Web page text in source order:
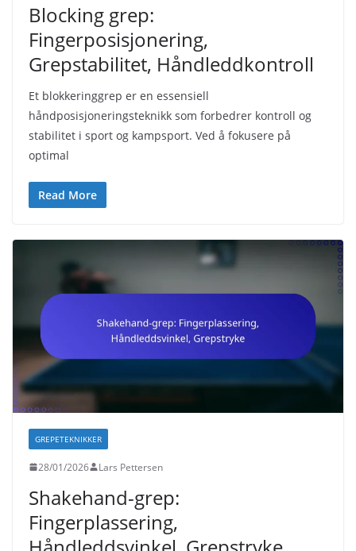
Blocking grep:
Fingerposisjonering,
Grepstabilitet, Håndleddkontroll
Et blokkeringgrep er en essensiell
håndposisjoneringsteknikk som forbedrer kontroll og
stabilitet i sport og kampsport. Ved å fokusere på
optimal
Read More
GREPETEKNIKKER
28/01/2026 Lars Pettersen
Shakehand-grep:
Fingerplassering,